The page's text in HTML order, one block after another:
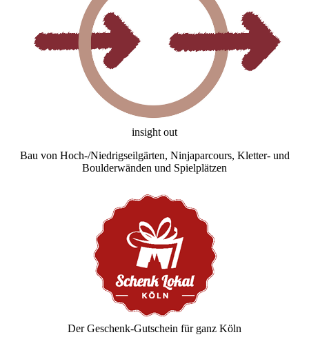
insight out
Bau von Hoch-/Niedrigseilgärten, Ninjaparcours, Kletter- und
Boulderwänden und Spielplätzen
Der Geschenk-Gutschein für ganz Köln